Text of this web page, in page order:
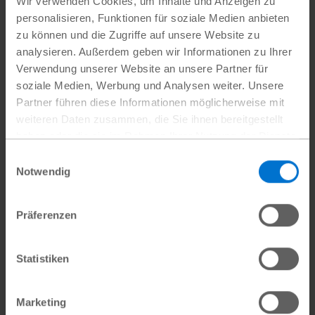
personalisieren, Funktionen für soziale Medien anbieten
zu können und die Zugriffe auf unsere Website zu
analysieren. Außerdem geben wir Informationen zu Ihrer
Verwendung unserer Website an unsere Partner für
soziale Medien, Werbung und Analysen weiter. Unsere
Partner führen diese Informationen möglicherweise mit
weiteren Daten zusammen, die Sie ihnen bereitgestellt
haben oder die sie im Rahmen Ihrer Nutzung der Dienste
Datenschutz
Notwendig
Präferenzen
Statistiken
Marketing
In einem Plan-Projekt in der Sahel Region erhielten 520
Haushalte Getreidesamen, Werkzeug und Nutztiere
sowie das notwendige Wissen für eine nachhaltige
Plans Hilfe in der zentralen